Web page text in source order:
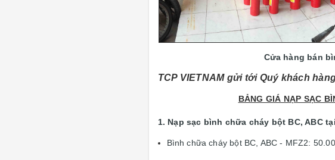
Cửa hàng bán
TCP VIETNAM gửi tới Quý khách
BẢNG GIÁ NẠP SẠC
1. Nạp sạc bình chữa cháy bột BC, ABC
Bình chữa cháy bột BC, ABC - MFZ2: